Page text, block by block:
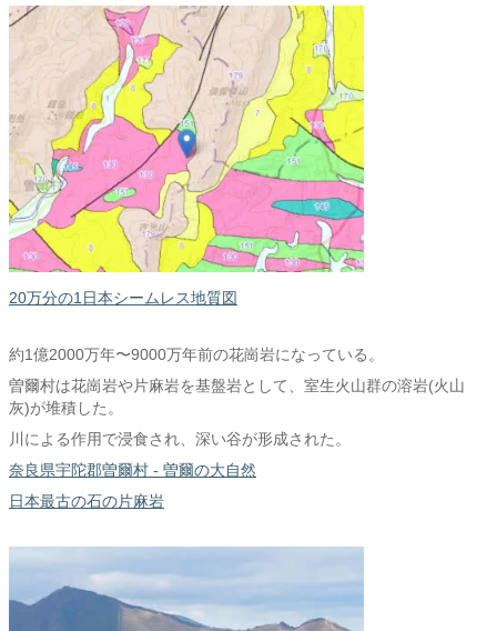
20万分の1日本シームレス地質図
約1億2000万年〜9000万年前の花崗岩になっている。
曽爾村は花崗岩や片麻岩を基盤岩として、室生火山群の溶岩(火山
灰)が堆積した。
川による作用で浸食され、深い谷が形成された。
奈良県宇陀郡曽爾村 - 曽爾の大自然
日本最古の石の片麻岩